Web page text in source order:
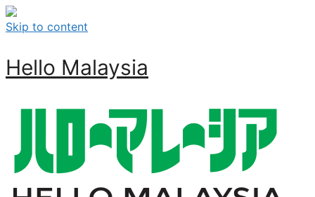
Skip to content
Hello Malaysia